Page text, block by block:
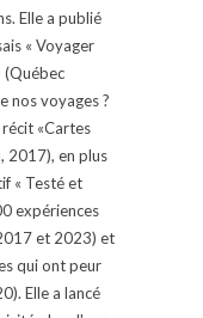
Elle a publié
« Voyager
(Québec
nos voyages ?
«Cartes
2017), en plus
« Testé et
expériences
et 2023) et
qui ont peur
Elle a lancé